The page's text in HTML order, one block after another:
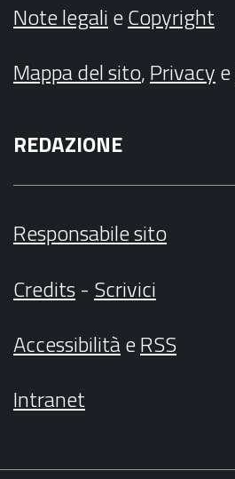
Note legalieCopyright
Mappa del sito,Privacye
REDAZIONE
Responsabile sito
Credits- Scrivici
AccessibilitàeRSS
Intranet